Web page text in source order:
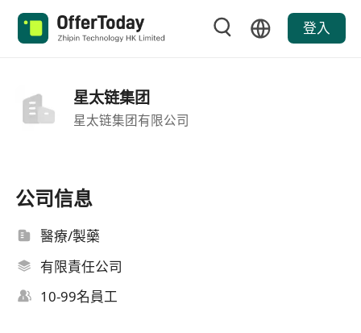
登入
星太链集团
星太链集团有限公司
公司信息
醫療/製藥
有限責任公司
10-99名員工